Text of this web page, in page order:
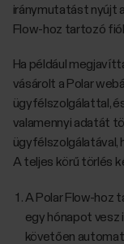
iránymutatást nyújt
Flow-hoz tartozó
Ha például
vásárolt a Polar
ügyfélszolgálattal,
valamennyi adatát
ügyfélszolgálatával,
A teljes körű törlés
A Polar Flow-hoz
egy hónapot
követően